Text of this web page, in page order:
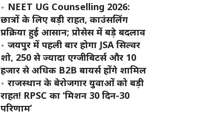
NEET UG Counselling 2026:
छात्रों के लिए बड़ी राहत, काउंसलिंग
प्रक्रिया हुई आसान; प्रोसेस में बड़े बदलाव
जयपुर में पहली बार होगा JSA सिल्वर
शो, 250 से ज्यादा एग्जीबिटर्स और 10
हजार से अधिक B2B बायर्स होंगे शामिल
राजस्थान के बेरोजगार युवाओं को बड़ी
राहत! RPSC का ‘मिशन 30 दिन-30
परिणाम’